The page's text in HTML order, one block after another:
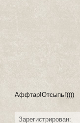
Аффтар!Отсыпь!))))
Зарегистрирован: